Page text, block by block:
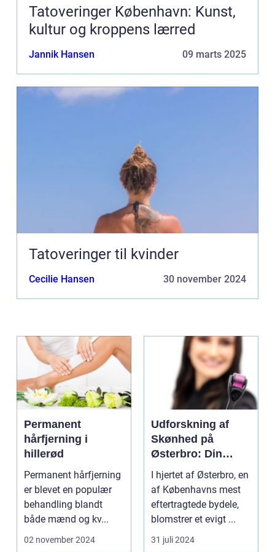
Tatoveringer København: Kunst,
kultur og kroppens lærred
Jannik Hansen 09 marts 2025
Tatoveringer til kvinder
Cecilie Hansen 30 november 2024
Permanent
hårfjerning i
hillerød
Permanent hårfjerning
er blevet en populær
behandling blandt
både mænd og kv...
02 november 2024
Udforskning af
Skønhed på
Østerbro: Din
Destination for
Æstetiske
Behandlinger
I hjertet af Østerbro, en
af Københavns mest
eftertragtede bydele,
blomstrer et evigt ...
31 juli 2024